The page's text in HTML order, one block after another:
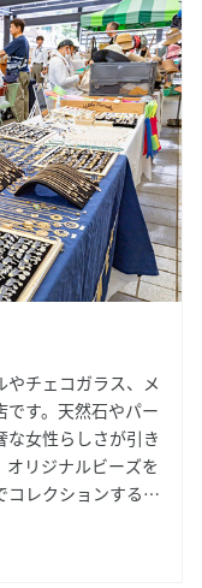
チェコガラス、メ
す。天然石やパー
な女性らしさが引き
リジナルビーズを
コレクションする方